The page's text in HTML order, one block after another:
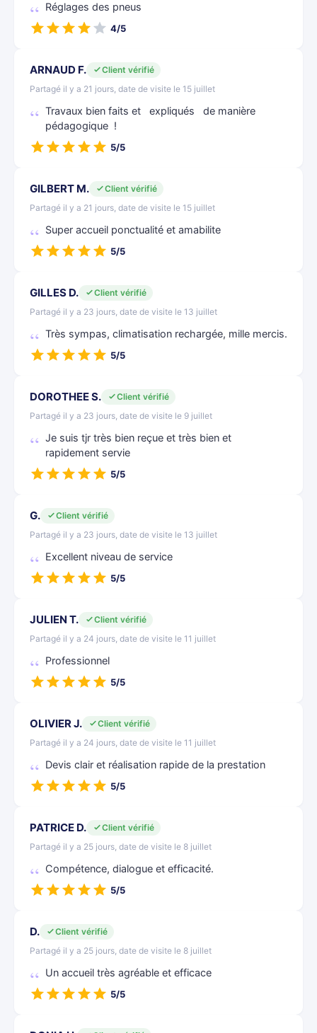
Réglages des pneus
4/5
ARNAUD F.
Client vérifié
Partagé il y a 21 jours, date de visite le 15 juillet
Travaux bien faits et expliqués de manière
pédagogique !
5/5
GILBERT M.
Client vérifié
Partagé il y a 21 jours, date de visite le 15 juillet
Super accueil ponctualité et amabilite
5/5
GILLES D.
Client vérifié
Partagé il y a 23 jours, date de visite le 13 juillet
Très sympas, climatisation rechargée, mille mercis.
5/5
DOROTHEE S.
Client vérifié
Partagé il y a 23 jours, date de visite le 9 juillet
Je suis tjr très bien reçue et très bien et
rapidement servie
5/5
G.
Client vérifié
Partagé il y a 23 jours, date de visite le 13 juillet
Excellent niveau de service
5/5
JULIEN T.
Client vérifié
Partagé il y a 24 jours, date de visite le 11 juillet
Professionnel
5/5
OLIVIER J.
Client vérifié
Partagé il y a 24 jours, date de visite le 11 juillet
Devis clair et réalisation rapide de la prestation
5/5
PATRICE D.
Client vérifié
Partagé il y a 25 jours, date de visite le 8 juillet
Compétence, dialogue et efficacité.
5/5
D.
Client vérifié
Partagé il y a 25 jours, date de visite le 8 juillet
Un accueil très agréable et efficace
5/5